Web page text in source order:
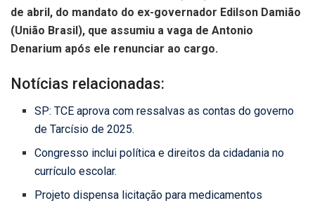
de abril, do mandato do ex-governador Edilson Damião
(União Brasil), que assumiu a vaga de Antonio
Denarium após ele renunciar ao cargo.
Notícias relacionadas:
SP: TCE aprova com ressalvas as contas do governo
de Tarcísio de 2025.
Congresso inclui política e direitos da cidadania no
currículo escolar.
Projeto dispensa licitação para medicamentos